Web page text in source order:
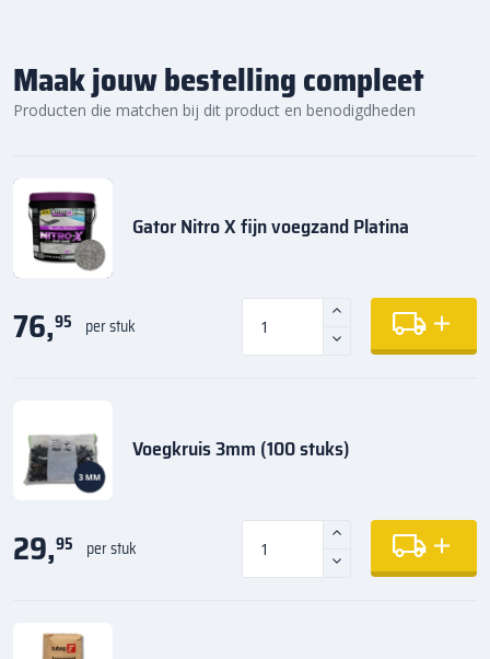
Maak jouw bestelling compleet
Producten die matchen bij dit product en benodigdheden
Gator Nitro X fijn voegzand Platina
76,95 per stuk
Voegkruis 3mm (100 stuks)
29,95 per stuk